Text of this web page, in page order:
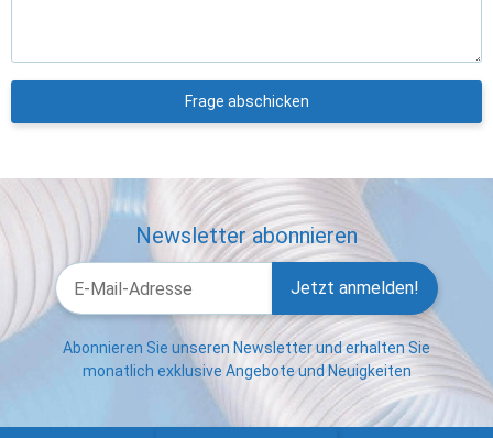
Frage abschicken
Newsletter abonnieren
Jetzt anmelden!
Abonnieren Sie unseren Newsletter und erhalten Sie
monatlich exklusive Angebote und Neuigkeiten